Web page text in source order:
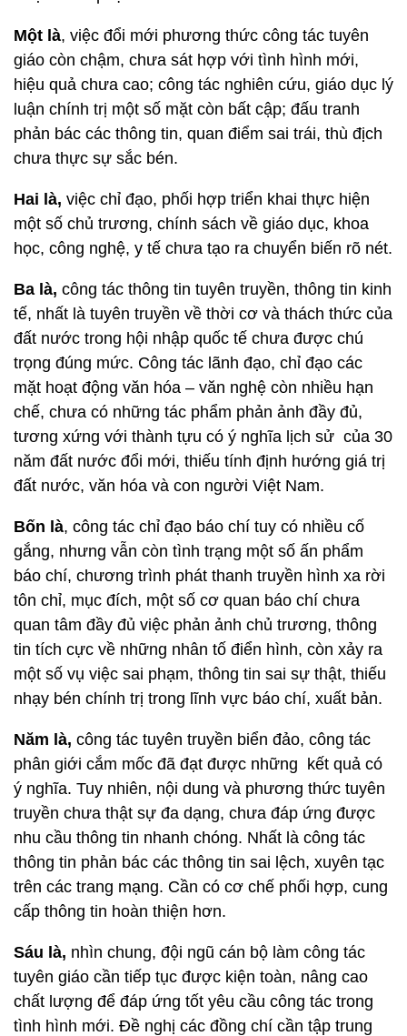
Một là, việc đổi mới phương thức công tác tuyên
giáo còn chậm, chưa sát hợp với tình hình mới,
hiệu quả chưa cao; công tác nghiên cứu, giáo dục lý
luận chính trị một số mặt còn bất cập; đấu tranh
phản bác các thông tin, quan điểm sai trái, thù địch
chưa thực sự sắc bén.
Hai là, việc chỉ đạo, phối hợp triển khai thực hiện
một số chủ trương, chính sách về giáo dục, khoa
học, công nghệ, y tế chưa tạo ra chuyển biến rõ nét.
Ba là, công tác thông tin tuyên truyền, thông tin kinh
tế, nhất là tuyên truyền về thời cơ và thách thức của
đất nước trong hội nhập quốc tế chưa được chú
trọng đúng mức. Công tác lãnh đạo, chỉ đạo các
mặt hoạt động văn hóa – văn nghệ còn nhiều hạn
chế, chưa có những tác phẩm phản ảnh đầy đủ,
tương xứng với thành tựu có ý nghĩa lịch sử của 30
năm đất nước đổi mới, thiếu tính định hướng giá trị
đất nước, văn hóa và con người Việt Nam.
Bốn là, công tác chỉ đạo báo chí tuy có nhiều cố
gắng, nhưng vẫn còn tình trạng một số ấn phẩm
báo chí, chương trình phát thanh truyền hình xa rời
tôn chỉ, mục đích, một số cơ quan báo chí chưa
quan tâm đầy đủ việc phản ảnh chủ trương, thông
tin tích cực về những nhân tố điển hình, còn xảy ra
một số vụ việc sai phạm, thông tin sai sự thật, thiếu
nhạy bén chính trị trong lĩnh vực báo chí, xuất bản.
Năm là, công tác tuyên truyền biển đảo, công tác
phân giới cắm mốc đã đạt được những kết quả có
ý nghĩa. Tuy nhiên, nội dung và phương thức tuyên
truyền chưa thật sự đa dạng, chưa đáp ứng được
nhu cầu thông tin nhanh chóng. Nhất là công tác
thông tin phản bác các thông tin sai lệch, xuyên tạc
trên các trang mạng. Cần có cơ chế phối hợp, cung
cấp thông tin hoàn thiện hơn.
Sáu là, nhìn chung, đội ngũ cán bộ làm công tác
tuyên giáo cần tiếp tục được kiện toàn, nâng cao
chất lượng để đáp ứng tốt yêu cầu công tác trong
tình hình mới. Đề nghị các đồng chí cần tập trung